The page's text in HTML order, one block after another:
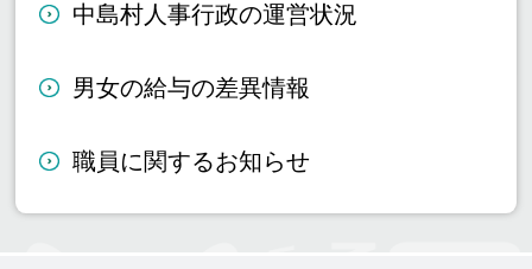
中島村人事行政の運営状況
男女の給与の差異情報
職員に関するお知らせ